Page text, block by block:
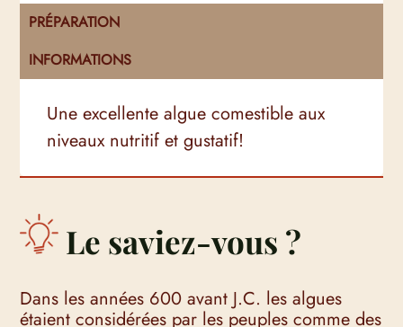
PRÉPARATION
INFORMATIONS
Une excellente algue comestible aux
niveaux nutritif et gustatif!
Le saviez-vous ?
Dans les années 600 avant J.C. les algues
étaient considérées par les peuples comme des